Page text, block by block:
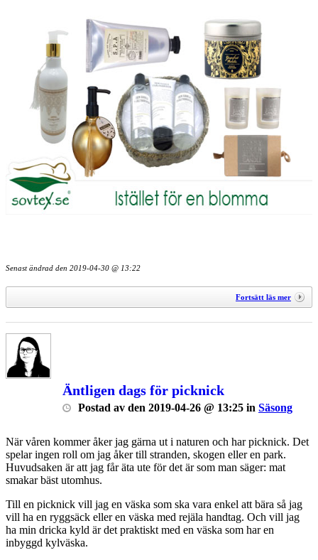
Senast ändrad den 2019-04-30 @ 13:22
Fortsätt läs mer
Äntligen dags för picknick
Postad av den 2019-04-26 @ 13:25 in Säsong
När våren kommer åker jag gärna ut i naturen och har picknick. Det
spelar ingen roll om jag åker till stranden, skogen eller en park.
Huvudsaken är att jag får äta ute för det är som man säger: mat
smakar bäst utomhus.
Till en picknick vill jag en väska som ska vara enkel att bära så jag
vill ha en ryggsäck eller en väska med rejäla handtag. Och vill jag
ha min dricka kyld är det praktiskt med en väska som har en
inbyggd kylväska.